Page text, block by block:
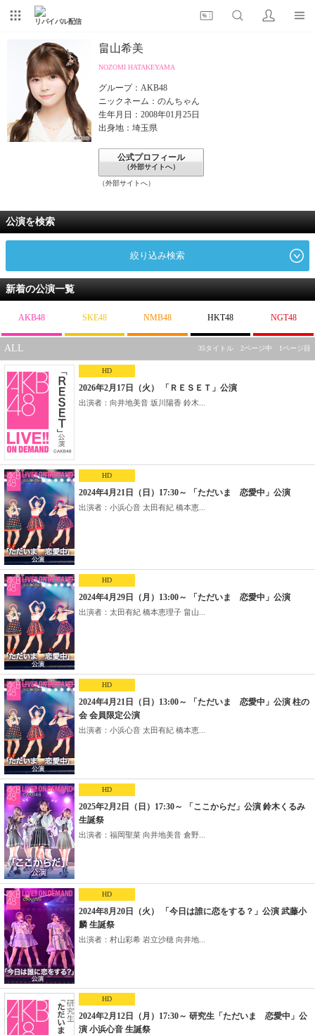
リバイバル配信
畠山希美
NOZOMI HATAKEYAMA
グループ：AKB48
ニックネーム：のんちゃん
生年月日：2008年01月25日
出身地：埼玉県
公式プロフィール
（外部サイトへ）
（外部サイトへ）
公演を検索
絞り込み検索
新着の公演一覧
AKB48 SKE48 NMB48 HKT48 NGT48
ALL 35タイトル 2ページ中 1ページ目
HD
2026年2月17日（火） 「ＲＥＳＥＴ」公演
出演者：向井地美音 坂川陽香 鈴木...
HD
2024年4月21日（日）17:30～ 「ただいま 恋愛中」公演
出演者：小浜心音 太田有紀 橋本恵...
HD
2024年4月29日（月）13:00～ 「ただいま 恋愛中」公演
出演者：太田有紀 橋本恵理子 畠山...
HD
2024年4月21日（日）13:00～ 「ただいま 恋愛中」公演 柱の
会 会員限定公演
出演者：小浜心音 太田有紀 橋本恵...
HD
2025年2月2日（日）17:30～ 「ここからだ」公演 鈴木くるみ
生誕祭
出演者：福岡聖菜 向井地美音 倉野...
HD
2024年8月20日（火） 「今日は誰に恋をする？」公演 武藤小
麟 生誕祭
出演者：村山彩希 岩立沙穂 向井地...
HD
2024年2月12日（月）17:30～ 研究生「ただいま 恋愛中」公
演 小浜心音 生誕祭